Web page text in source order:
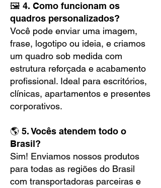
🖼️ 4. Como funcionam os
quadros personalizados?
Você pode enviar uma imagem,
frase, logotipo ou ideia, e criamos
um quadro sob medida com
estrutura reforçada e acabamento
profissional. Ideal para escritórios,
clínicas, apartamentos e presentes
corporativos.
🌎 5. Vocês atendem todo o
Brasil?
Sim! Enviamos nossos produtos
para todas as regiões do Brasil
com transportadoras parceiras e